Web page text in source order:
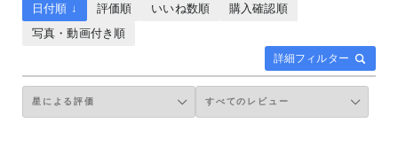
詳細フィルター
日付順 ↓ 評価順 いいね数順
購入確認順
写真・動画付き順